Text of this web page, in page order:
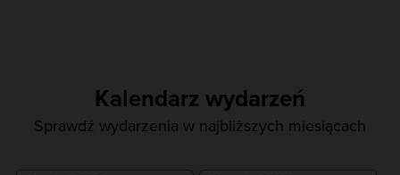
Kalendarz wydarzeń
Sprawdź wydarzenia w najbliższych miesiącach